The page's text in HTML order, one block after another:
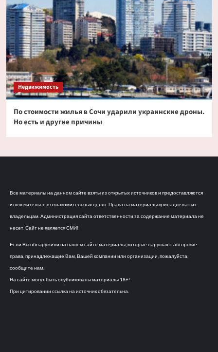
Недвижимость
По стоимости жилья в Сочи ударили украинские дроны.
Но есть и другие причины
Все материалы на данном сайте взяты из открытых источников и предоставляются
исключительно в ознакомительных целях. Права на материалы принадлежат их
владельцам. Администрация сайта ответственности за содержание материала не
несет. Сайт не является СМИ!
Если Вы обнаружили на нашем сайте материалы, которые нарушают авторские
права, принадлежащие Вам, Вашей компании или организации, пожалуйста,
сообщите нам.
На сайте могут быть опубликованы материалы 18+!
При цитировании ссылка на источник обязательна.